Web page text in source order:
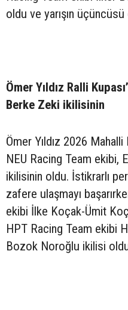
oldu ve yarışın üçüncüsü
Ömer Yıldız Ralli
Berke Zeki ikilisinin
Ömer Yıldız 2026
NEU Racing Team ekibi,
ikilisinin oldu. İstikrarlı
zafere ulaşmayı
ekibi İlke Koçak-Ümit
HPT Racing Team ekibi
Bozok Noroğlu ikilisi